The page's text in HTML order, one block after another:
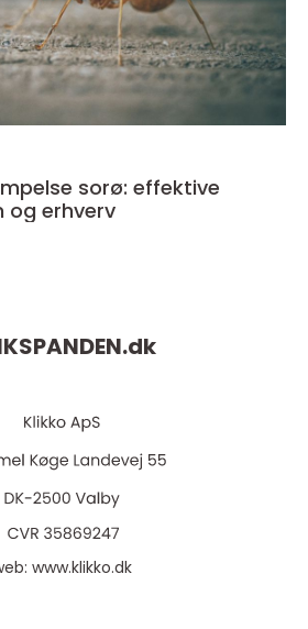
sorø: effektive
og erhverv
dk
www.klikko.dk